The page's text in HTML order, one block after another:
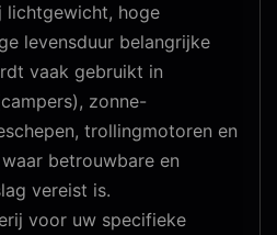
lichtgewicht, hoge
levensduur belangrijke
vaak gebruikt in
zonne-
trollingmotoren en
betrouwbare en
vereist is.
voor uw specifieke